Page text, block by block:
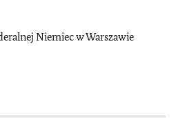
Niemiec w Warszawie